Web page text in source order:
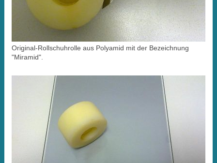
Original-Rollschuhrolle aus Polyamid mit der Bezeichnung
"Miramid".